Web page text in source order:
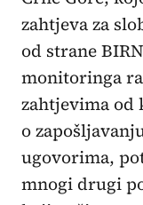
zahtjeva za
od strane
monitoringa
zahtjevima od
o
ugovorima,
mnogi drugi